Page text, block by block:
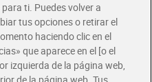
tu tienda más cercana
ti. Puedes volver a
tus opciones o retirar el
haciendo clic en el
que aparece en el [o el
izquierda de la página web,